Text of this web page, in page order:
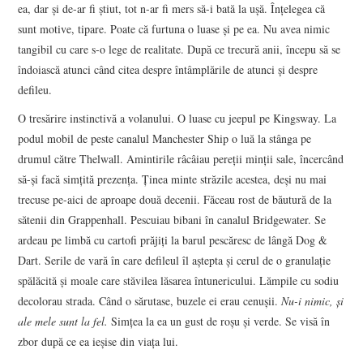
ea, dar și de-ar fi știut, tot n-ar fi mers să-i bată la ușă. Înțelegea că
sunt motive, tipare. Poate că furtuna o luase și pe ea. Nu avea nimic
tangibil cu care s-o lege de realitate. După ce trecură anii, începu să se
îndoiască atunci când citea despre întâmplările de atunci și despre
defileu.
O tresărire instinctivă a volanului. O luase cu jeepul pe Kingsway. La
podul mobil de peste canalul Manchester Ship o luă la stânga pe
drumul către Thelwall. Amintirile râcâiau pereții minții sale, încercând
să-și facă simțită prezența. Ținea minte străzile acestea, deși nu mai
trecuse pe-aici de aproape două decenii. Făceau rost de băutură de la
sătenii din Grappenhall. Pescuiau bibani în canalul Bridgewater. Se
ardeau pe limbă cu cartofi prăjiți la barul pescăresc de lângă Dog &
Dart. Serile de vară în care defileul îl aștepta și cerul de o granulație
spălăcită și moale care stăvilea lăsarea întunericului. Lămpile cu sodiu
decolorau strada. Când o sărutase, buzele ei erau cenușii.Nu-i nimic, și
ale mele sunt la fel. Simțea la ea un gust de roșu și verde. Se visă în
zbor după ce ea ieșise din viața lui.